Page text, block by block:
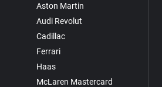
Aston Martin
Audi Revolut
Cadillac
Ferrari
Haas
McLaren Mastercard